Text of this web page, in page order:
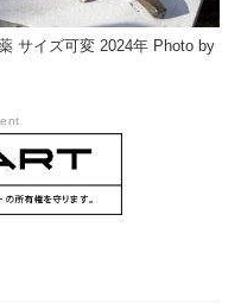
サイズ可変 2024年 Photo by